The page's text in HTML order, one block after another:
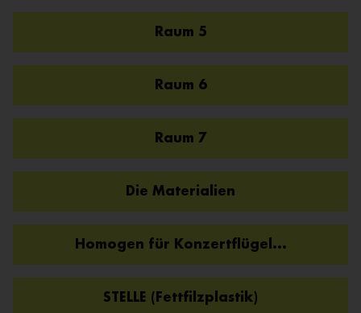
Raum 5
Raum 6
Raum 7
Die Materialien
Homogen für Konzertflügel...
STELLE (Fettfilzplastik)